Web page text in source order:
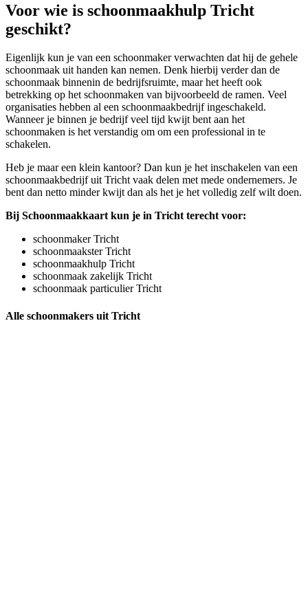
Voor wie is schoonmaakhulp Tricht
geschikt?
Eigenlijk kun je van een schoonmaker verwachten dat hij de gehele
schoonmaak uit handen kan nemen. Denk hierbij verder dan de
schoonmaak binnenin de bedrijfsruimte, maar het heeft ook
betrekking op het schoonmaken van bijvoorbeeld de ramen. Veel
organisaties hebben al een schoonmaakbedrijf ingeschakeld.
Wanneer je binnen je bedrijf veel tijd kwijt bent aan het
schoonmaken is het verstandig om om een professional in te
schakelen.
Heb je maar een klein kantoor? Dan kun je het inschakelen van een
schoonmaakbedrijf uit Tricht vaak delen met mede ondernemers. Je
bent dan netto minder kwijt dan als het je het volledig zelf wilt doen.
Bij Schoonmaakkaart kun je in Tricht terecht voor:
schoonmaker Tricht
schoonmaakster Tricht
schoonmaakhulp Tricht
schoonmaak zakelijk Tricht
schoonmaak particulier Tricht
Alle schoonmakers uit Tricht